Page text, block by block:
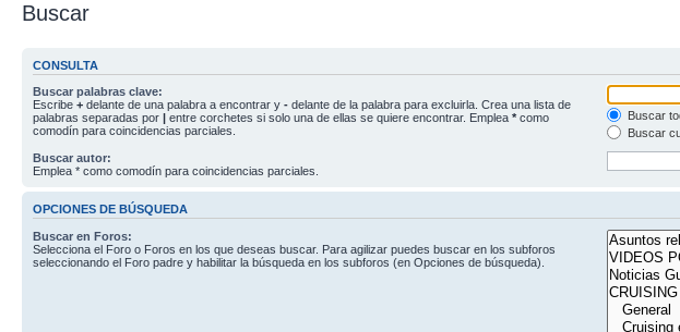
Buscar
CONSULTA
Buscar palabras clave:
Escribe + delante de una palabra a encontrar y - delante de la palabra para excluirla. Crea una lista de
palabras separadas por | entre corchetes si solo una de ellas se quiere encontrar. Emplea * como
comodín para coincidencias parciales.
Buscar
Buscar
Buscar autor:
Emplea * como comodín para coincidencias parciales.
OPCIONES DE BÚSQUEDA
Buscar en Foros:
Selecciona el Foro o Foros en los que deseas buscar. Para agilizar puedes buscar en los subforos
seleccionando el Foro padre y habilitar la búsqueda en los subforos (en Opciones de búsqueda).